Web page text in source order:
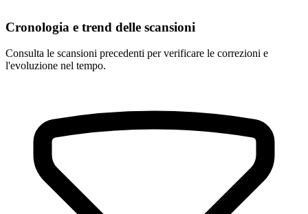
Cronologia e trend delle scansioni
Consulta le scansioni precedenti per verificare le correzioni e
l'evoluzione nel tempo.